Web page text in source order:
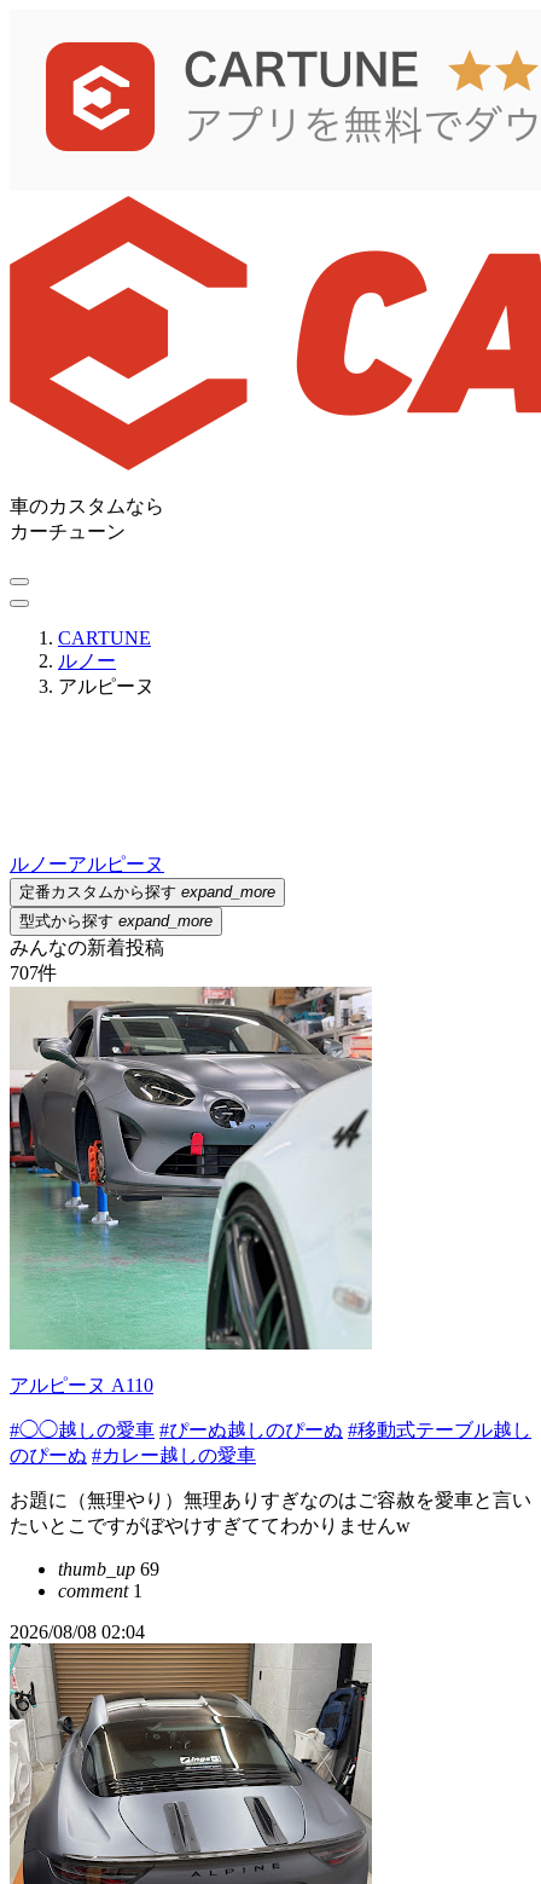
車のカスタムなら
カーチューン
CARTUNE
ルノー
アルピーヌ
ルノーアルピーヌ
定番カスタムから探す expand_more
型式から探す expand_more
みんなの新着投稿
707件
アルピーヌ A110
#◯◯越しの愛車 #ぴーぬ越しのぴーぬ #移動式テーブル越し
のぴーぬ #カレー越しの愛車
お題に（無理やり）無理ありすぎなのはご容赦を愛車と言い
たいとこですがぼやけすぎててわかりませんw
thumb_up 69
comment1
2026/08/08 02:04